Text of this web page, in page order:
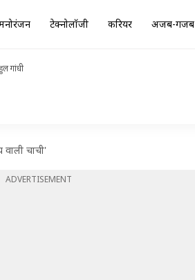
टेक्नोलॉजी करियर अजब-गजब
गांधी
चाची'
ADVERTISEMENT